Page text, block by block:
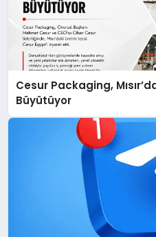
Cesur Packaging,
Büyütüyor